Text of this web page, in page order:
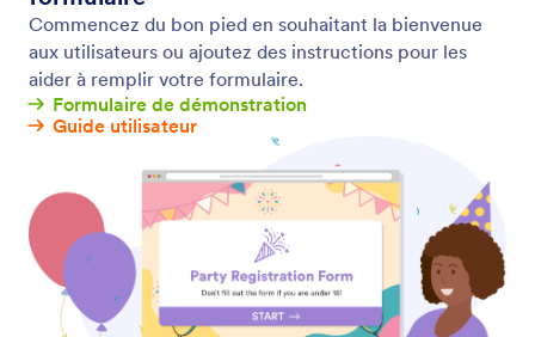
sans aucun codage et collectez les images des
utilisateurs depuis n'importe quel appareil.